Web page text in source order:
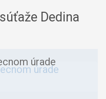
Dedina
úrade